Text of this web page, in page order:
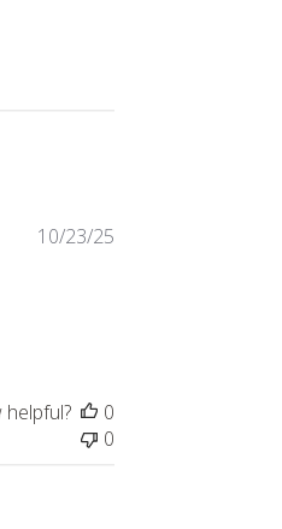
Published
10/23/25
0
0